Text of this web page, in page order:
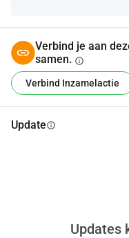
Verbind je aan
samen. info
Verbind Inzamelactie
Updateinfo
Updates